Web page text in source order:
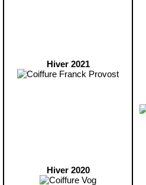
Hiver 2021
Hiver 2020